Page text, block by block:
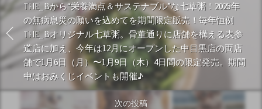
THE_Bから“栄養満点＆サステナブル”な七草粥！2025年
の無病息災の願いを込めてを期間限定販売！毎年恒例
THE_Bオリジナル七草粥。骨董通りに店舗を構える表参
道店に加え、今年は12月にオープンした中目黒店の両店
舗で1月6日（月）〜1月9日（木）4日間の限定発売。期間
中はおみくじイベントも開催♪
次の投稿